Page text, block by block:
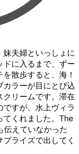
妹夫婦といっしょに
に入るまで、ずー
散歩すると、海！
カラーが目にとび込
クリームです。滞在
すが、水上ヴィラ
てくれました。The
伝えていなかった
ライズで出してく